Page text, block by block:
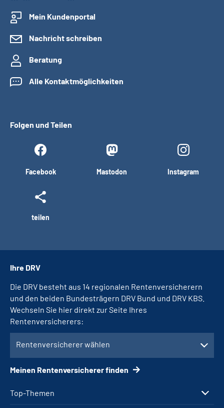
Mein Kundenportal
Nachricht schreiben
Beratung
Alle Kontaktmöglichkeiten
Folgen und Teilen
Facebook Mastodon Instagram
teilen
Top-Themen
Ihre DRV
Die DRV besteht aus 14 regionalen Rentenversicherern
und den beiden Bundesträgern DRV Bund und DRV KBS.
Wechseln Sie hier direkt zur Seite Ihres
Rentenversicherers:
Rentenversicherer wählen
Meinen Rentenversicherer finden